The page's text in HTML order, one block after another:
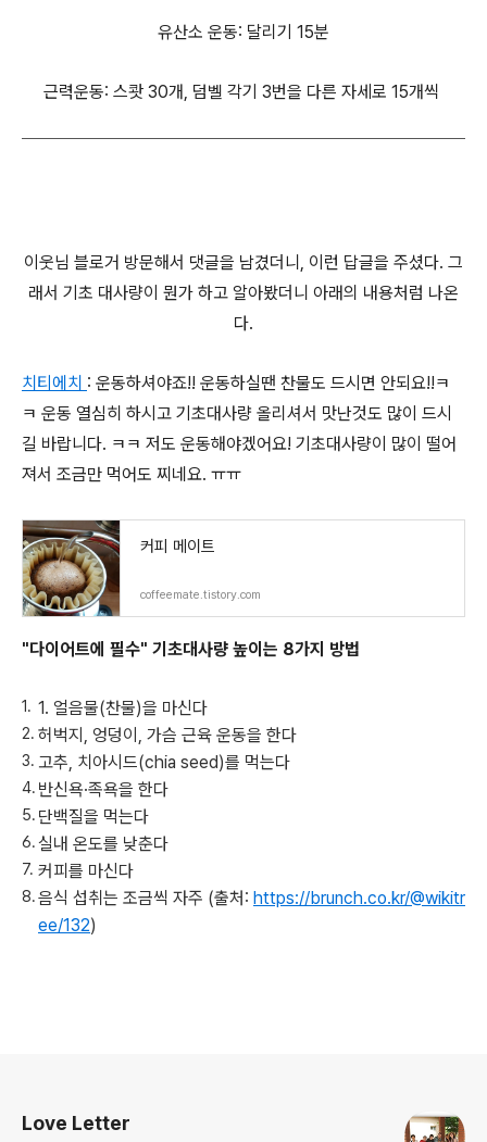
유산소 운동: 달리기 15분
근력운동: 스쾃 30개, 덤벨 각기 3번을 다른 자세로 15개씩
이웃님 블로거 방문해서 댓글을 남겼더니, 이런 답글을 주셨다. 그
래서 기초 대사량이 뭔가 하고 알아봤더니 아래의 내용처럼 나온
다.
치티에치 : 운동하셔야죠!! 운동하실땐 찬물도 드시면 안되요!!ㅋ
ㅋ 운동 열심히 하시고 기초대사량 올리셔서 맛난것도 많이 드시
길 바랍니다. ㅋㅋ 저도 운동해야겠어요! 기초대사량이 많이 떨어
져서 조금만 먹어도 찌네요. ㅠㅠ
커피 메이트
coffeemate.tistory.com
"다이어트에 필수" 기초대사량 높이는 8가지 방법
1. 얼음물(찬물)을 마신다
허벅지, 엉덩이, 가슴 근육 운동을 한다
고추, 치아시드(chia seed)를 먹는다
반신욕·족욕을 한다
단백질을 먹는다
실내 온도를 낮춘다
커피를 마신다
음식 섭취는 조금씩 자주 (출처: https://brunch.co.kr/@wikitr
ee/132)
Love Letter